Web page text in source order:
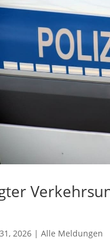
2026 |Alle Meldungen